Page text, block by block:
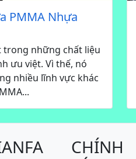
PMMA Nhựa
trong những chất liệu
ưu việt. Vì thế, nó
nhiều lĩnh vực khác
CHÍNH